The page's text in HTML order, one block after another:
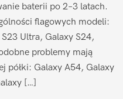
baterii po 2–3 latach.
flagowych modeli:
Ultra, Galaxy S24,
problemy mają
półki: Galaxy A54, Galaxy
[…]